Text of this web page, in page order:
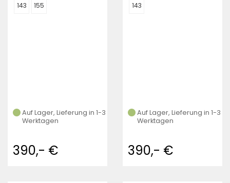
143 155
Auf Lager, Lieferung in 1-3
Werktagen
390,- €
143
Auf Lager, Lieferung in 1-3
Werktagen
390,- €